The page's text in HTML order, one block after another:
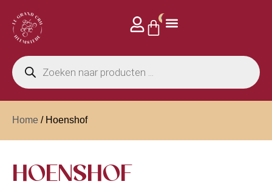
0
Home / Hoenshof
HOENSHOF